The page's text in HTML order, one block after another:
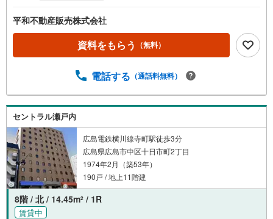
平和不動産販売株式会社
資料をもらう （無料）
電話する （通話料無料）
セントラル瀬戸内
広島電鉄横川線寺町駅徒歩3分
広島県広島市中区十日市町2丁目
1974年2月（築53年）
190戸 / 地上11階建
8階 / 北 / 14.45m2 / 1R
賃貸中